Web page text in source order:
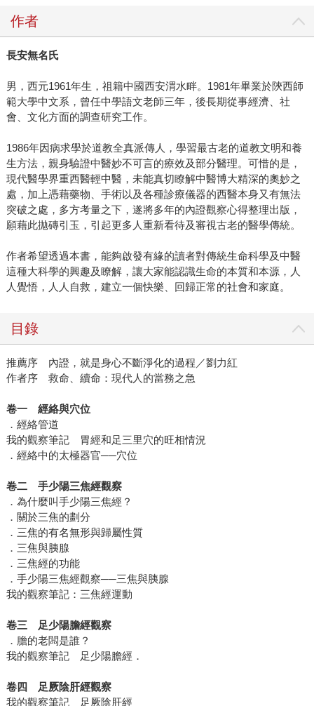
作者
長安無名氏
男，西元1961年生，祖籍中國西安渭水畔。1981年畢業於陝西師
範大學中文系，曾任中學語文老師三年，後長期從事經濟、社
會、文化方面的調查研究工作。
1986年因病求學於道教全真派傳人，學習最古老的道教文明和養
生方法，親身驗證中醫妙不可言的療效及部分醫理。可惜的是，
現代醫學界重西醫輕中醫，未能真切瞭解中醫博大精深的奧妙之
處，加上憑藉藥物、手術以及各種診療儀器的西醫本身又有無法
突破之處，多方考量之下，遂將多年的內證觀察心得整理出版，
願藉此拋磚引玉，引起更多人重新看待及審視古老的醫學傳統。
作者希望透過本書，能夠啟發有緣的讀者對傳統生命科學及中醫
這種大科學的興趣及瞭解，讓大家能認識生命的本質和本源，人
人覺悟，人人自救，建立一個快樂、回歸正常的社會和家庭。
目錄
推薦序 內證，就是身心不斷淨化的過程／劉力紅
作者序 救命、續命：現代人的當務之急
卷一 經絡與穴位
．經絡管道
我的觀察筆記 胃經和足三里穴的旺相情況
．經絡中的太極器官──穴位
卷二 手少陽三焦經觀察
．為什麼叫手少陽三焦經？
．關於三焦的劃分
．三焦的有名無形與歸屬性質
．三焦與胰腺
．三焦經的功能
．手少陽三焦經觀察──三焦與胰腺
我的觀察筆記：三焦經運動
卷三 足少陽膽經觀察
．膽的老闆是誰？
我的觀察筆記 足少陽膽經．
卷四 足厥陰肝經觀察
我的觀察筆記 足厥陰肝經